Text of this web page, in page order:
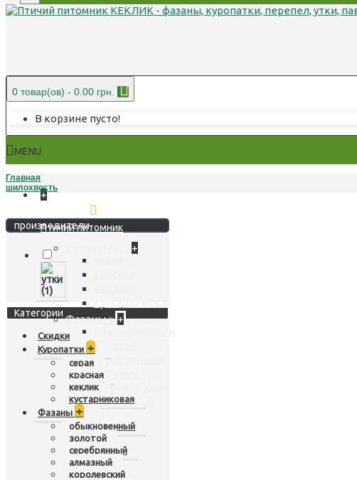
0 товар(ов) - 0.00 грн.
В корзине пусто!
MENU
+
Птичий питомник
+
Фазаны
+
золотой
алмазный
королевский
непальский
эллиота
микадо
чир
монал
Главная
шилохвость
производители
Категории
Скидки
Куропатки +
серая
красная
кеклик
кустарниковая
Фазаны +
обыкновенный
золотой
серебрянный
алмазный
королевский